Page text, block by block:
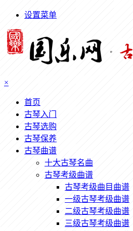
设置菜单
×
首页
古琴入门
古琴选购
古琴保养
古琴曲谱
十大古琴名曲
古琴考级曲谱
古琴考级曲目曲谱
一级古琴考级曲谱
二级古琴考级曲谱
三级古琴考级曲谱